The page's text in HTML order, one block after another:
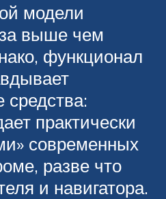
модели
выше чем
функционал
практически
современных
разве что
и навигатора.